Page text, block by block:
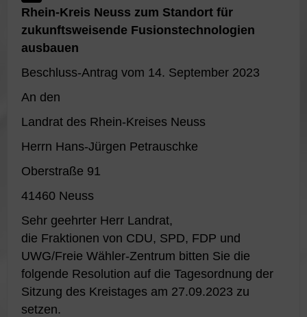
Rhein-Kreis Neuss zum Standort für
zukunftsweisende Fusionstechnologien
ausbauen
Beschluss-Antrag vom 14. September 2023
An den
Landrat des Rhein-Kreises Neuss
Herrn Hans-Jürgen Petrauschke
Oberstraße 91
41460 Neuss
Sehr geehrter Herr Landrat,
die Fraktionen von CDU, SPD, FDP und
UWG/Freie Wähler-Zentrum bitten Sie die
folgende Resolution auf die Tagesordnung der
Sitzung des Kreistages am 27.09.2023 zu
setzen.